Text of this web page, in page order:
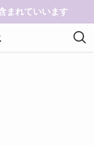
まれていいます